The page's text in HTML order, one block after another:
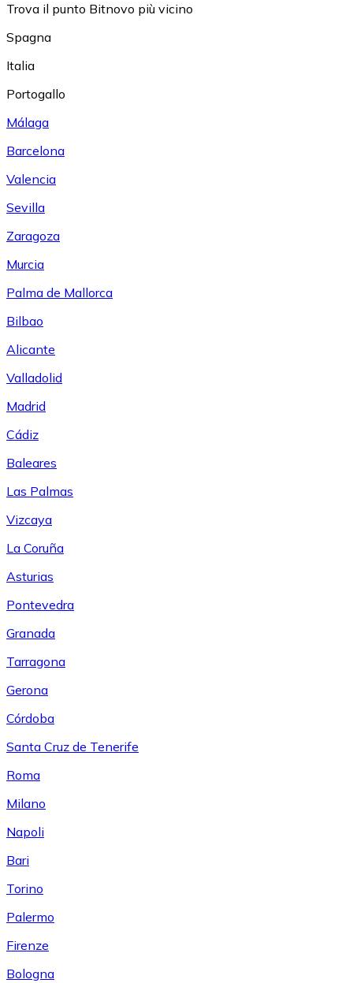
Trova il punto Bitnovo più vicino
Spagna
Italia
Portogallo
Málaga
Barcelona
Valencia
Sevilla
Zaragoza
Murcia
Palma de Mallorca
Bilbao
Alicante
Valladolid
Madrid
Cádiz
Baleares
Las Palmas
Vizcaya
La Coruña
Asturias
Pontevedra
Granada
Tarragona
Gerona
Córdoba
Santa Cruz de Tenerife
Roma
Milano
Napoli
Bari
Torino
Palermo
Firenze
Bologna